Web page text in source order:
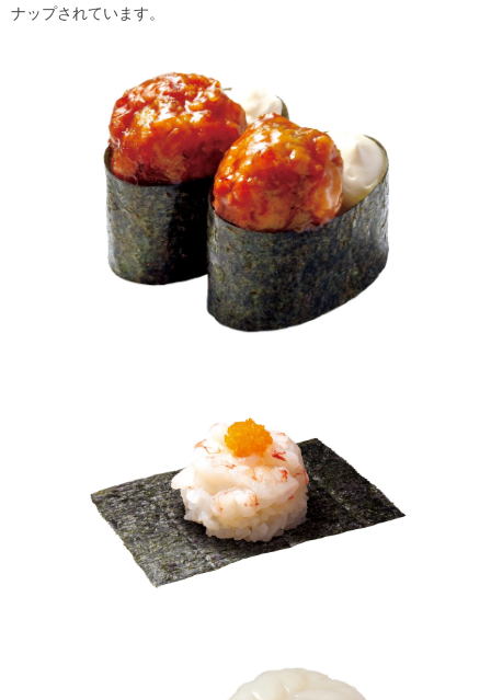
ナップされています。